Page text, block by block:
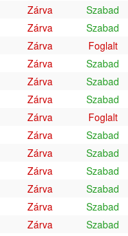
Zárva
Szabad
Zárva
Szabad
Zárva
Foglalt
Zárva
Szabad
Zárva
Szabad
Zárva
Szabad
Zárva
Foglalt
Zárva
Szabad
Zárva
Szabad
Zárva
Szabad
Zárva
Szabad
Zárva
Szabad
Zárva
Szabad